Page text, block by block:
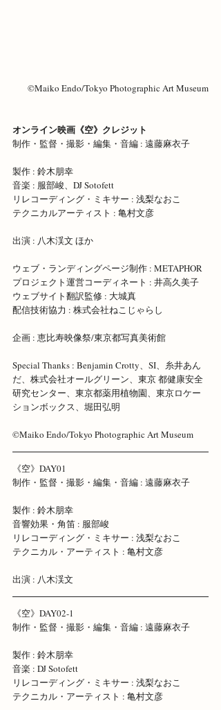
©Maiko Endo/Tokyo Photographic Art Museum
オンライン映画《空》クレジット
制作・監督・撮影・編集・音編 : 遠藤麻衣子
製作 : 鈴木朋幸
音楽 : 服部峻、DJ Sotofett
リレコーディング・ミキサー : 浅梨なおこ
テクニカルアーティスト : 亀村文彦
出演 : 八木渓文 ほか
ウェブ・ランディングページ制作 : METAPHOR
プロジェクト運営コーディネート : 井高久美子
ウェブサイト翻訳監修 : 大城真
配信技術協力 : 株式会社ねこじゃらし
企画 : 恵比寿映像祭/東京都写真美術館
Special Thanks : Benjamin Crotty、SI、糸井あん
だ、株式会社オールグリーン、東京 都健康安全
研究センター、東京都薬用植物園、東京ロケー
ションボックス、堀田弘明
©︎Maiko Endo/Tokyo Photographic Art Museum
《空》DAY01
制作・監督・撮影・編集・音編 : 遠藤麻衣子
製作 : 鈴木朋幸
音響効果・角笛 : 服部峻
リレコーディング・ミキサー : 浅梨なおこ
テクニカル・アーティスト : 亀村文彦
出演 : 八木渓文
《空》DAY02-1
制作・監督・撮影・編集・音編 : 遠藤麻衣子
製作 : 鈴木朋幸
音楽 : DJ Sotofett
リレコーディング・ミキサー : 浅梨なおこ
テクニカル・アーティスト : 亀村文彦